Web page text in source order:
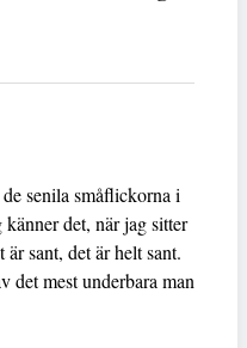
senila småflickorna i
det, när jag sitter
sant, det är helt sant.
det mest underbara man